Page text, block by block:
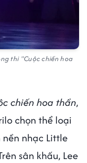
thi "Cuộc chiến hoa
chiến hoa thần,
chọn thể loại
nền nhạc Little
sân khấu, Lee